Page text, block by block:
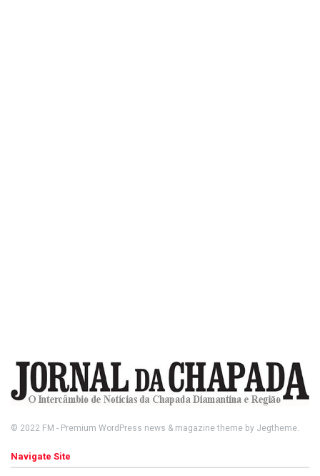
© 2022 FM - Premium WordPress news & magazine theme by Jegtheme.
Navigate Site